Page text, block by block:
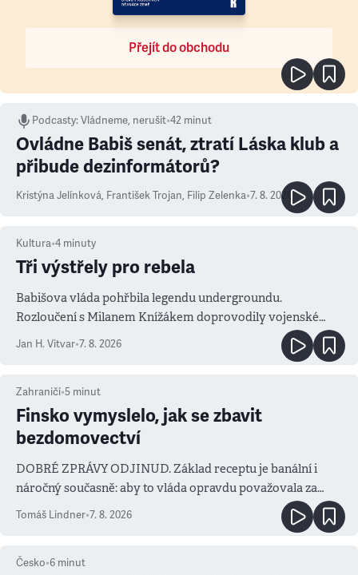
Přejít do obchodu
Podcasty:Vládneme, nerušit•42 minut
Ovládne Babiš senát, ztratí Láska klub a
přibude dezinformátorů?
Kristýna Jelínková, František Trojan, Filip Zelenka•7. 8. 2026
Kultura•4 minuty
Tři výstřely pro rebela
Babišova vláda pohřbila legendu undergroundu.
Rozloučení s Milanem Knížákem doprovodily vojenské
salvy i kritika pokrokářů
Jan H. Vitvar•7. 8. 2026
Zahraničí•5 minut
Finsko vymyslelo, jak se zbavit
bezdomovectví
DOBRÉ ZPRÁVY ODJINUD. Základ receptu je banální i
náročný současně: aby to vláda opravdu považovala za
prioritu
Tomáš Lindner•7. 8. 2026
Česko•6 minut